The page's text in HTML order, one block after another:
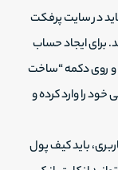
در سایت پرفکت
برای ایجاد حساب
و روی دکمه “ساخت
را وارد کرده و
باید کیف پول